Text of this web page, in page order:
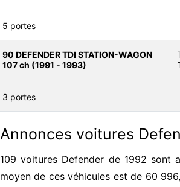
5 portes
90 DEFENDER TDI STATION-WAGON
107 ch (1991 - 1993)
3 portes
Annonces voitures
109 voitures Defender de 1992 sont
moyen de ces véhicules est de 60